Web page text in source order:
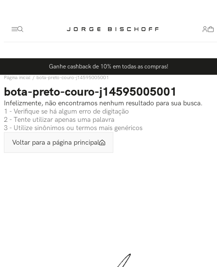
Ganhe cashback de 10% em todas as compras!
bota-preto-couro-j14595005001
bota-preto-couro-j14595005001
Infelizmente, não encontramos nenhum resultado para sua busca.
1 - Verifique se há algum erro de digitação
2 - Tente utilizar apenas uma palavra
3 - Utilize sinônimos ou termos mais genéricos
Voltar para a página principal
º bota